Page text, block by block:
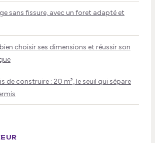
sans fissure, avec un foret adapté et
choisir ses dimensions et réussir son
de construire : 20 m², le seuil qui sépare